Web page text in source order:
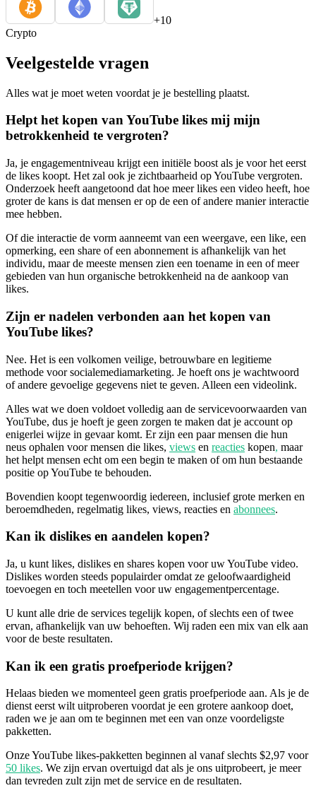
+10
Crypto
Veelgestelde vragen
Alles wat je moet weten voordat je je bestelling plaatst.
Helpt het kopen van YouTube likes mij mijn
betrokkenheid te vergroten?
Ja, je engagementniveau krijgt een initiële boost als je voor het eerst
de likes koopt. Het zal ook je zichtbaarheid op YouTube vergroten.
Onderzoek heeft aangetoond dat hoe meer likes een video heeft, hoe
groter de kans is dat mensen er op de een of andere manier interactie
mee hebben.
Of die interactie de vorm aanneemt van een weergave, een like, een
opmerking, een share of een abonnement is afhankelijk van het
individu, maar de meeste mensen zien een toename in een of meer
gebieden van hun organische betrokkenheid na de aankoop van
likes.
Zijn er nadelen verbonden aan het kopen van
YouTube likes?
Nee. Het is een volkomen veilige, betrouwbare en legitieme
methode voor socialemediamarketing. Je hoeft ons je wachtwoord
of andere gevoelige gegevens niet te geven. Alleen een videolink.
Alles wat we doen voldoet volledig aan de servicevoorwaarden van
YouTube, dus je hoeft je geen zorgen te maken dat je account op
enigerlei wijze in gevaar komt. Er zijn een paar mensen die hun
neus ophalen voor mensen die likes, views en reacties kopen, maar
het helpt mensen echt om een begin te maken of om hun bestaande
positie op YouTube te behouden.
Bovendien koopt tegenwoordig iedereen, inclusief grote merken en
beroemdheden, regelmatig likes, views, reacties en abonnees.
Kan ik dislikes en aandelen kopen?
Ja, u kunt likes, dislikes en shares kopen voor uw YouTube video.
Dislikes worden steeds populairder omdat ze geloofwaardigheid
toevoegen en toch meetellen voor uw engagementpercentage.
U kunt alle drie de services tegelijk kopen, of slechts een of twee
ervan, afhankelijk van uw behoeften. Wij raden een mix van elk aan
voor de beste resultaten.
Kan ik een gratis proefperiode krijgen?
Helaas bieden we momenteel geen gratis proefperiode aan. Als je de
dienst eerst wilt uitproberen voordat je een grotere aankoop doet,
raden we je aan om te beginnen met een van onze voordeligste
pakketten.
Onze YouTube likes-pakketten beginnen al vanaf slechts $2,97 voor
50 likes. We zijn ervan overtuigd dat als je ons uitprobeert, je meer
dan tevreden zult zijn met de service en de resultaten.